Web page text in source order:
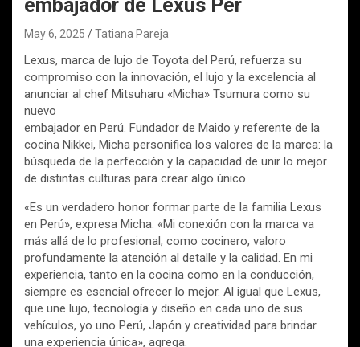
embajador de Lexus Per
May 6, 2025 Tatiana Pareja
Lexus, marca de lujo de Toyota del Perú, refuerza su
compromiso con la innovación, el lujo y la excelencia al
anunciar al chef Mitsuharu «Micha» Tsumura como su
nuevo
embajador en Perú. Fundador de Maido y referente de la
cocina Nikkei, Micha personifica los valores de la marca: la
búsqueda de la perfección y la capacidad de unir lo mejor
de distintas culturas para crear algo único.
«Es un verdadero honor formar parte de la familia Lexus
en Perú», expresa Micha. «Mi conexión con la marca va
más allá de lo profesional; como cocinero, valoro
profundamente la atención al detalle y la calidad. En mi
experiencia, tanto en la cocina como en la conducción,
siempre es esencial ofrecer lo mejor. Al igual que Lexus,
que une lujo, tecnología y diseño en cada uno de sus
vehículos, yo uno Perú, Japón y creatividad para brindar
una experiencia única», agrega.